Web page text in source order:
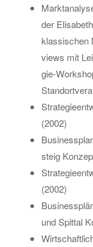
der
klas­si­schen
views mit
gie-
(2002)
steig
(2002)
und Spit­tal